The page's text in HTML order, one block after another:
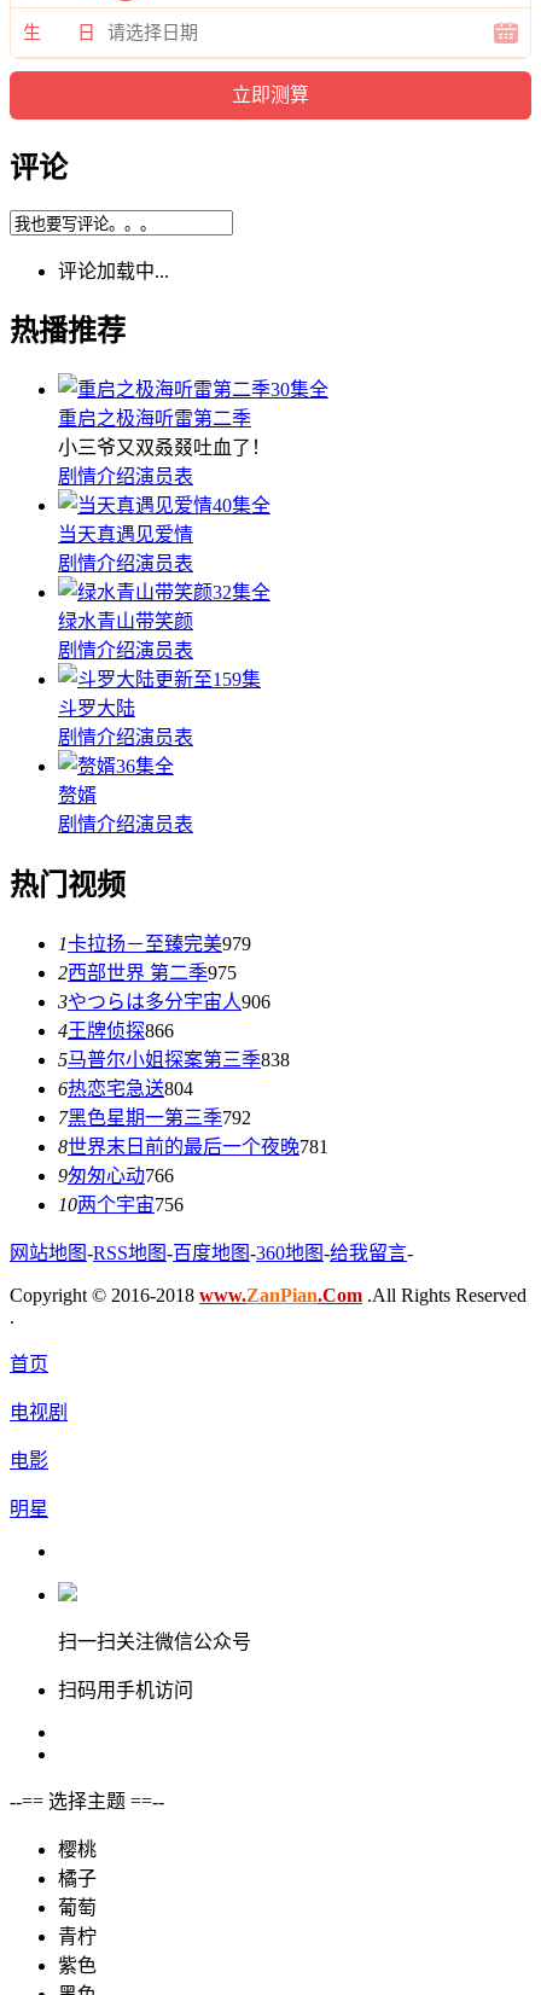
生 日
评论
评论加载中...
热播推荐
30集全
重启之极海听雷第二季
小三爷又双叒叕吐血了！
剧情介绍演员表
40集全
当天真遇见爱情
剧情介绍演员表
32集全
绿水青山带笑颜
剧情介绍演员表
更新至159集
斗罗大陆
剧情介绍演员表
36集全
赘婿
剧情介绍演员表
热门视频
1卡拉扬－至臻完美979
2西部世界 第二季975
3やつらは多分宇宙人906
4王牌侦探866
5马普尔小姐探案第三季838
6热恋宅急送804
7黑色星期一第三季792
8世界末日前的最后一个夜晚781
9匆匆心动766
10两个宇宙756
网站地图-RSS地图-百度地图-360地图-给我留言-
Copyright © 2016-2018 www.ZanPian.Com .All Rights Reserved
.
首页
电视剧
电影
明星
扫一扫关注微信公众号
扫码用手机访问
--== 选择主题 ==--
樱桃
橘子
葡萄
青柠
紫色